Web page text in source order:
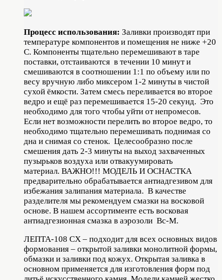
Процесс использования: Заливки производят при
температуре компонентов и помещения не ниже +20
С. Компоненты тщательно перемешивают в таре
поставки, отстаиваются в течении 10 минут и
смешиваются в соотношении 1:1 по объему или по
весу вручную либо миксером 1-2 минуты в чистой
сухой ёмкости. Затем смесь переливается во второе
ведро и ещё раз перемешивается 15-20 секунд. Это
необходимо для того чтобы уйти от непромесов.
Если нет возможности перелить во второе ведро, то
необходимо тщательно перемешивать поднимая со
дна и снимая со стенок. Целесообразно после
смешения дать 2-3 минуты на выход захваченных
пузырьков воздуха или отвакуумировать
материал. ВАЖНО!!! МОДЕЛЬ И ОСНАСТКА
предварительно обрабатывается антиадгезивом для
избежания залипания материала. В качестве
разделителя мы рекомендуем смазки на восковой
основе. В нашем ассортименте есть восковая
антиадгезионная смазка в аэрозоли Вс-М.
ЛЕПТА-108 СХ – подходит для всех основных видов
формования – открытой заливки монолитной формы,
обмазки и заливки под кожух. Открытая заливка в
основном применяется для изготовления форм под